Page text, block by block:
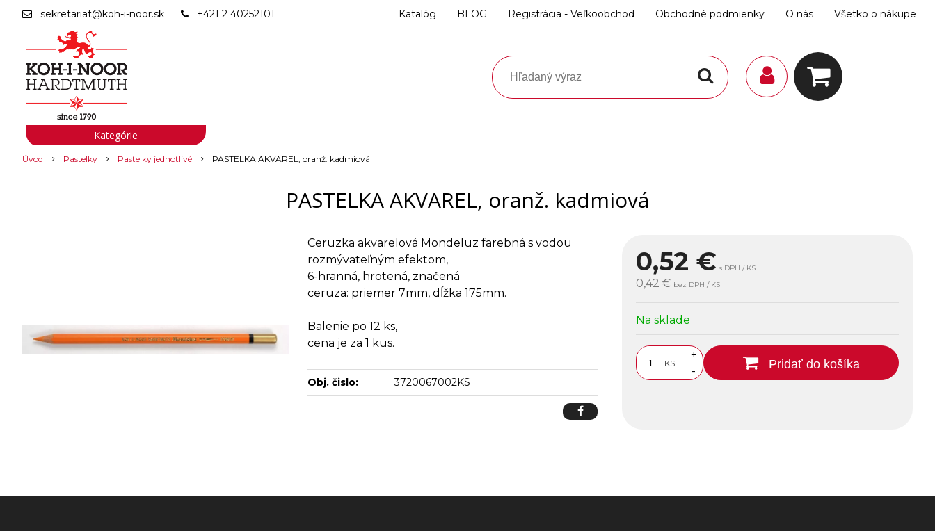
sekretariat@koh-i-noor.sk +421 2 40252101 Katalóg BLOG Registrácia - Veľkoobchod Obchodné podmienky O nás Všetko o nákupe
Úvod Pastelky Pastelky jednotlivé PASTELKA AKVAREL, oranž. kadmiová
PASTELKA AKVAREL, oranž. kadmiová
0,52 € s DPH / KS
0,42 € bez DPH / KS
Na sklade
KS
+
-
Pridať do košíka
Ceruzka akvarelová Mondeluz farebná s vodou
rozmývateľným efektom,
6-hranná, hrotená, značená
ceruza: priemer 7mm, dĺžka 175mm.
Balenie po 12 ks,
cena je za 1 kus.
Obj. čislo: 3720067002KS
Kategórie